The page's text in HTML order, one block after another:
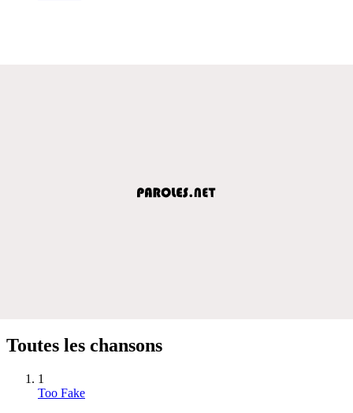
Toutes les chansons
1
Too Fake